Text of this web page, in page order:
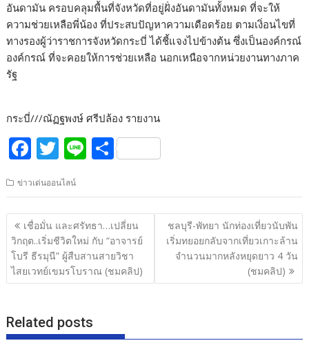
อันดามัน ครอบคลุมพื้นที่จังหวัดที่อยู่ฝั่งอันดามันทั้งหมด ที่จะให้
ความช่วยเหลือพี่น้อง ที่ประสบปัญหาความเดือดร้อย ตามเงิ่อนไขที่
ทางรองผู้ว่าราชการจังหวัดกระบี่ ได้ชี้แจงไปข้างต้น ซึ่งเป็นองค์กรณ์
องค์กรณ์ ที่จะคอยให้การช่วยเหลือ นอกเหนือจากหน่วยงานทางภาค
รัฐ
กระบี่///ณัฏฐพงษ์ ศรีปล้อง รายงาน
F
e
b
o
o
k
T
w
itt
er
Li
e
S
ar
e
ข่าวเด่นออนไลน์
แนะแนว
เรื่อง
เชื่อมั่น และศรัทธา…เปลี่ยน
วิกฤต..เริ่มชีวิตใหม่ กับ “อาจารย์
โบรี ธีรมุนี” ผู้สืบสานสายวิชา
ไสยเวทย์เขมรโบราณ (ชมคลิป)
ชลบุรี-พัทยา นักท่องเที่ยวนับพัน
เริ่มทยอยกลับจากเที่ยวเกาะล้าน
จำนวนมากหลังหยุดยาว 4 วัน
(ชมคลิป)
Related posts